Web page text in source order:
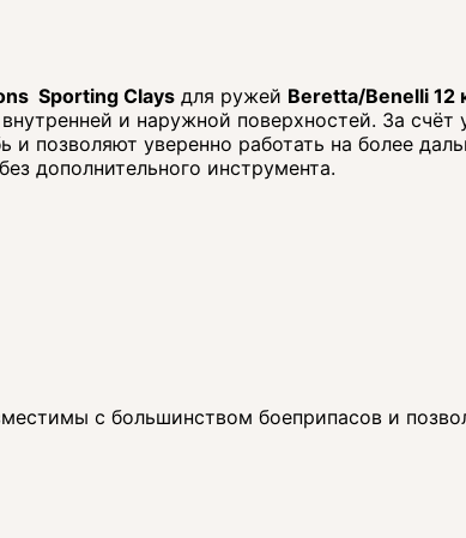
Sporting Clays для ружей Beretta/Benelli 12
и наружной поверхностей. За
и позволяют уверенно работать на более
дополнительного инструмента.
с большинством боеприпасов и